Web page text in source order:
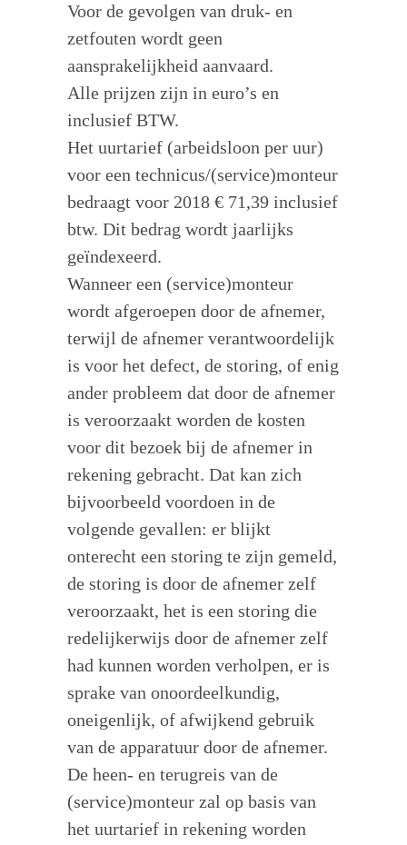
Voor de gevolgen van druk- en
zetfouten wordt geen
aansprakelijkheid aanvaard.
Alle prijzen zijn in euro’s en
inclusief BTW.
Het uurtarief (arbeidsloon per uur)
voor een technicus/(service)monteur
bedraagt voor 2018 € 71,39 inclusief
btw. Dit bedrag wordt jaarlijks
geïndexeerd.
Wanneer een (service)monteur
wordt afgeroepen door de afnemer,
terwijl de afnemer verantwoordelijk
is voor het defect, de storing, of enig
ander probleem dat door de afnemer
is veroorzaakt worden de kosten
voor dit bezoek bij de afnemer in
rekening gebracht. Dat kan zich
bijvoorbeeld voordoen in de
volgende gevallen: er blijkt
onterecht een storing te zijn gemeld,
de storing is door de afnemer zelf
veroorzaakt, het is een storing die
redelijkerwijs door de afnemer zelf
had kunnen worden verholpen, er is
sprake van onoordeelkundig,
oneigenlijk, of afwijkend gebruik
van de apparatuur door de afnemer.
De heen- en terugreis van de
(service)monteur zal op basis van
het uurtarief in rekening worden